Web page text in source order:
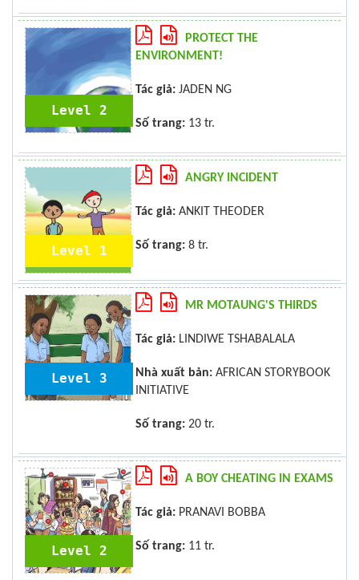
Level 2
PROTECT THE
ENVIRONMENT!
Tác giả: JADEN NG
Số trang: 13 tr.
Level 1
ANGRY INCIDENT
Tác giả: ANKIT THEODER
Số trang: 8 tr.
Level 3
MR MOTAUNG'S THIRDS
Tác giả: LINDIWE TSHABALALA
Nhà xuất bản: AFRICAN STORYBOOK
INITIATIVE
Số trang: 20 tr.
Level 2
A BOY CHEATING IN EXAMS
Tác giả: PRANAVI BOBBA
Số trang: 11 tr.